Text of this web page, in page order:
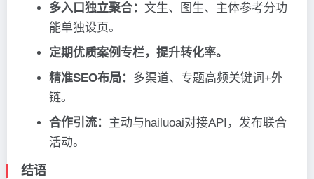
多入口独立聚合： 文生、图生、主体参考分功
能单独设页。
定期优质案例专栏，提升转化率。
精准SEO布局： 多渠道、专题高频关键词+外
链。
合作引流： 主动与hailuoai对接API，发布联合
活动。
结语